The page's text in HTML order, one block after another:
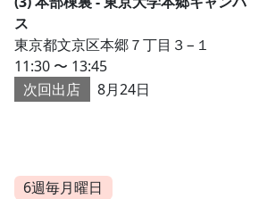
ス
東京都文京区本郷７丁目３−１
11:30 〜 13:45
次回出店
8月24日
6週毎月曜日